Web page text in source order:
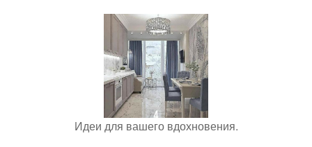
Идеи для вашего вдохновения.